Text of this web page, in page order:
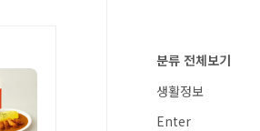
분류 전체보기
생활정보
Enter